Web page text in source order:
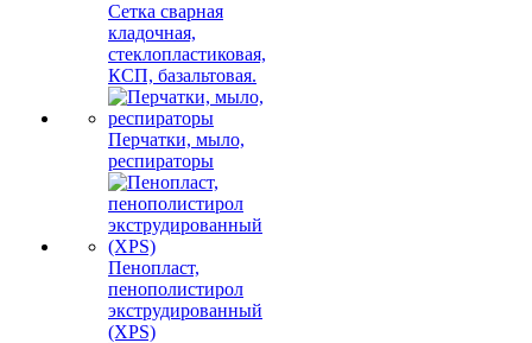
Сетка сварная
кладочная,
стеклопластиковая,
КСП, базальтовая.
Перчатки, мыло,
респираторы
Пенопласт,
пенополистирол
экструдированный
(XPS)